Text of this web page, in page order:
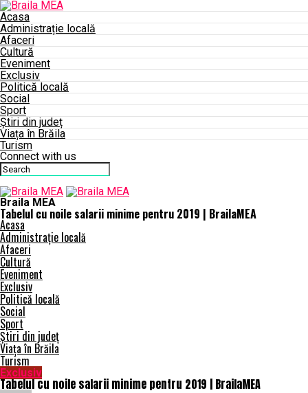
Acasa
Administrație locală
Afaceri
Cultură
Eveniment
Exclusiv
Politică locală
Social
Sport
Știri din județ
Viața în Brăila
Turism
Connect with us
Braila MEA
Tabelul cu noile salarii minime pentru 2019 | BrailaMEA
Acasa
Administrație locală
Afaceri
Cultură
Eveniment
Exclusiv
Politică locală
Social
Sport
Știri din județ
Viața în Brăila
Turism
Exclusiv
Tabelul cu noile salarii minime pentru 2019 | BrailaMEA